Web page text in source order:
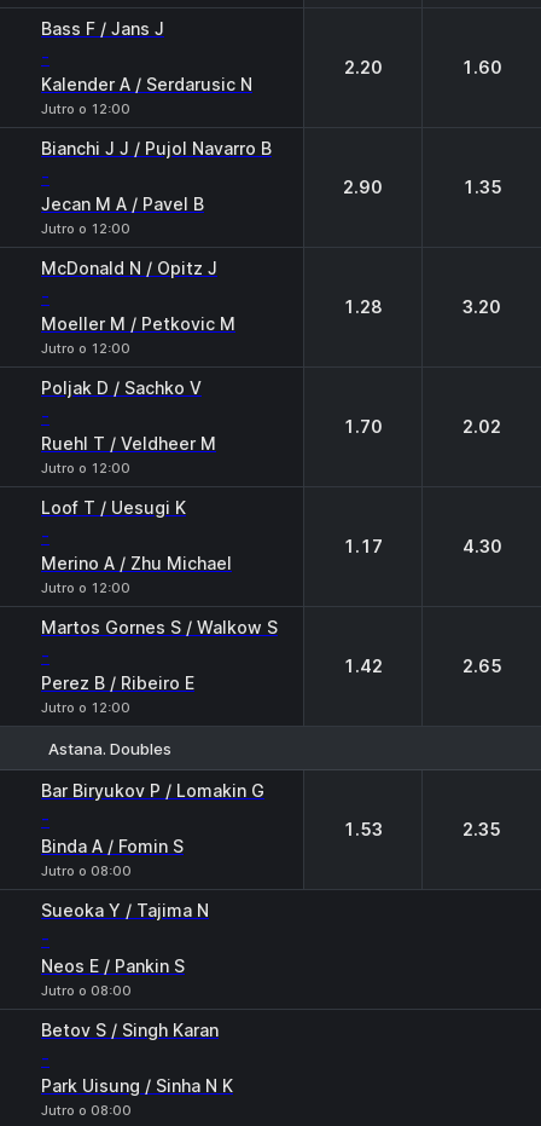
Bass F / Jans J
-
Kalender A / Serdarusic N
Jutro o 12:00
2.20 1.60
Bianchi J J / Pujol Navarro B
-
Jecan M A / Pavel B
Jutro o 12:00
2.90 1.35
McDonald N / Opitz J
-
Moeller M / Petkovic M
Jutro o 12:00
1.28 3.20
Poljak D / Sachko V
-
Ruehl T / Veldheer M
Jutro o 12:00
1.70 2.02
Loof T / Uesugi K
-
Merino A / Zhu Michael
Jutro o 12:00
1.17 4.30
Martos Gornes S / Walkow S
-
Perez B / Ribeiro E
Jutro o 12:00
1.42 2.65
Astana. Doubles
Bar Biryukov P / Lomakin G
-
Binda A / Fomin S
Jutro o 08:00
1.53 2.35
Sueoka Y / Tajima N
-
Neos E / Pankin S
Jutro o 08:00
Betov S / Singh Karan
-
Park Uisung / Sinha N K
Jutro o 08:00